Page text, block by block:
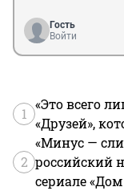
Гость
Войти
1
«Это всего
«Друзей»,
2
«Минус —
российский
сериале